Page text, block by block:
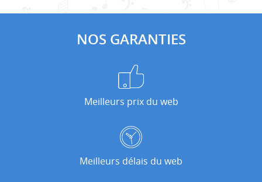
NOS GARANTIES
Meilleurs prix du web
Meilleurs délais du web